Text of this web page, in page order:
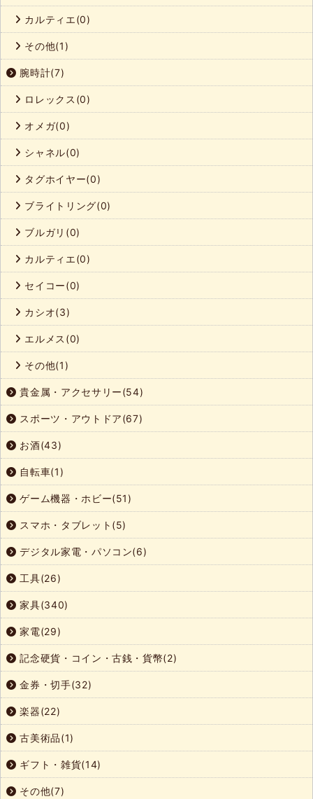
カルティエ(0)
その他(1)
腕時計(7)
ロレックス(0)
オメガ(0)
シャネル(0)
タグホイヤー(0)
ブライトリング(0)
ブルガリ(0)
カルティエ(0)
セイコー(0)
カシオ(3)
エルメス(0)
その他(1)
貴金属・アクセサリー(54)
スポーツ・アウトドア(67)
お酒(43)
自転車(1)
ゲーム機器・ホビー(51)
スマホ・タブレット(5)
デジタル家電・パソコン(6)
工具(26)
家具(340)
家電(29)
記念硬貨・コイン・古銭・貨幣(2)
金券・切手(32)
楽器(22)
古美術品(1)
ギフト・雑貨(14)
その他(7)